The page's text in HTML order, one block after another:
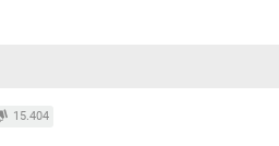
15.404